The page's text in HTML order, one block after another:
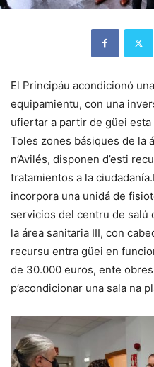
El Principáu acondicionó
equipamientu, con una
ufiertar a partir de güei
Toles zones básiques de la
n’Avilés, disponen d’esti
tratamientos a la
incorpora una unidá de
servicios del centru de
la área sanitaria III, con
recursu entra güei en
de 30.000 euros, ente
p’acondicionar una sala na